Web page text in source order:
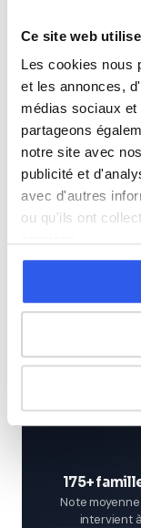
Ce site web
Les cookies nous
et les annonces,
médias sociaux
partageons
notre site avec
publicité et
avec d'autres
ou qu'ils ont
4ème (Collège)
3ème (Collège)
Seconde (Lycée)
Première (Lycée)
Études
Adultes
175+
Note
intervient